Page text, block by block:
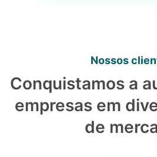
Nossos
Conquistamos a
empresas em
de